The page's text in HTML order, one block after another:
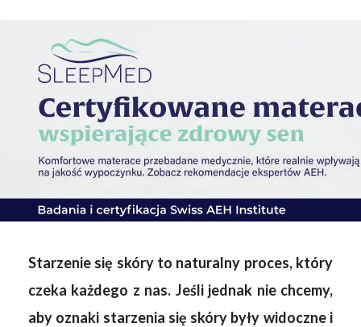
Starzenie się skóry to naturalny proces, który
czeka każdego z nas. Jeśli jednak nie chcemy,
aby oznaki starzenia się skóry były widoczne i